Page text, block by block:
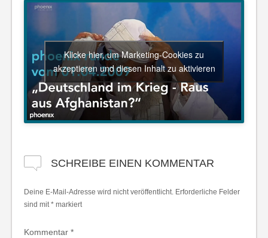
Klicke hier, um Marketing-Cookies zu
akzeptieren und diesen Inhalt zu aktivieren
SCHREIBE EINEN KOMMENTAR
Deine E-Mail-Adresse wird nicht veröffentlicht. Erforderliche Felder
sind mit* markiert
Kommentar *